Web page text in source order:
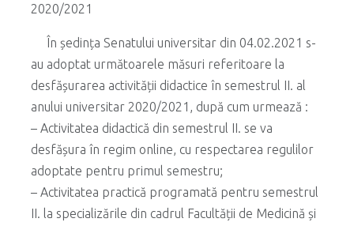
2020/2021
În ședința Senatului universitar din 04.02.2021 s-
au adoptat următoarele măsuri referitoare la
desfășurarea activității didactice în semestrul II. al
anului universitar 2020/2021, după cum urmează :
– Activitatea didactică din semestrul II. se va
desfășura în regim online, cu respectarea regulilor
adoptate pentru primul semestru;
– Activitatea practică programată pentru semestrul
II. la specializările din cadrul Facultății de Medicină și